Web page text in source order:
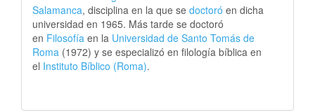
Salamanca, disciplina en la que se doctoró en dicha
universidad en 1965. Más tarde se doctoró
en Filosofía en la Universidad de Santo Tomás de
Roma (1972) y se especializó en filología bíblica en
el Instituto Bíblico (Roma).